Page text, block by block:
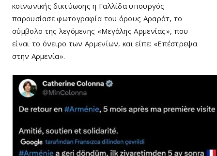
κοινωνικής δικτύωσης η Γαλλίδα υπουργός
παρουσίασε φωτογραφία του όρους Αραράτ, το
σύμβολο της λεγόμενης «Μεγάλης Αρμενίας», που
είναι το όνειρο των Αρμενίων, και είπε: «Επέστρεψα
στην Αρμενία».